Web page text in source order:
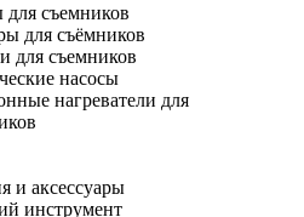
для съемников
для съёмников
для съемников
насосы
нагреватели для
и аксессуары
инструмент